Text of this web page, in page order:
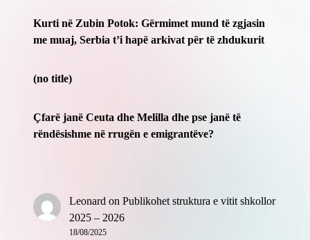
Kurti në Zubin Potok: Gërmimet mund të zgjasin
me muaj, Serbia t’i hapë arkivat për të zhdukurit
(no title)
Çfarë janë Ceuta dhe Melilla dhe pse janë të
rëndësishme në rrugën e emigrantëve?
Leonard on Publikohet struktura e vitit shkollor
2025 – 2026
18/08/2025